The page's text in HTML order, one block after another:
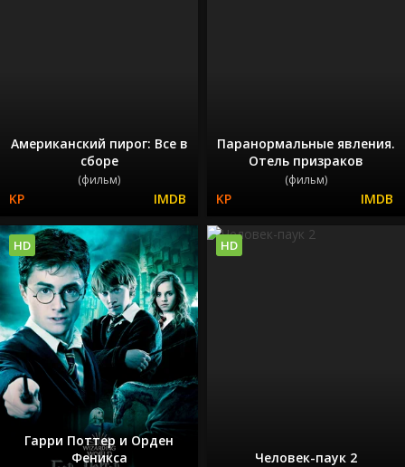
Американский пирог: Все в
сборе
(фильм)
Паранормальные явления.
Отель призраков
(фильм)
Гарри Поттер и Орден
Феникса
HD
Человек-паук 2
HD